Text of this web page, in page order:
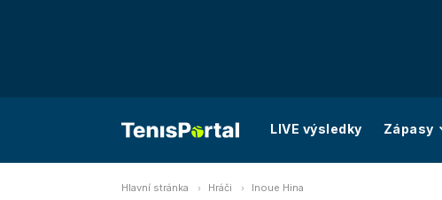
LIVE výsledky Zápasy
Hlavní stránka Hráči Inoue Hina